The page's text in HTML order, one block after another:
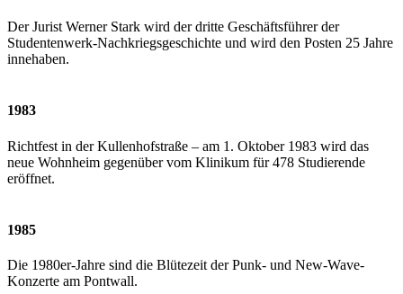
Der Jurist Werner Stark wird der dritte Geschäftsführer der
Studentenwerk-Nachkriegsgeschichte und wird den Posten 25 Jahre
innehaben.
1983
Richtfest in der Kullenhofstraße – am 1. Oktober 1983 wird das
neue Wohnheim gegenüber vom Klinikum für 478 Studierende
eröffnet.
1985
Die 1980er-Jahre sind die Blütezeit der Punk- und New-Wave-
Konzerte am Pontwall.